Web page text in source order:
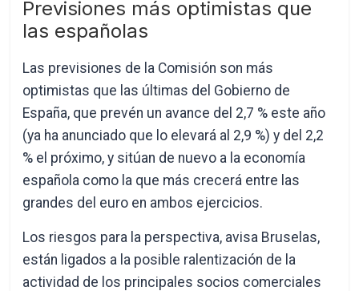
Previsiones más optimistas que
las españolas
Las previsiones de la Comisión son más
optimistas que las últimas del Gobierno de
España, que prevén un avance del 2,7 % este año
(ya ha anunciado que lo elevará al 2,9 %) y del 2,2
% el próximo, y sitúan de nuevo a la economía
española como la que más crecerá entre las
grandes del euro en ambos ejercicios.
Los riesgos para la perspectiva, avisa Bruselas,
están ligados a la posible ralentización de la
actividad de los principales socios comerciales